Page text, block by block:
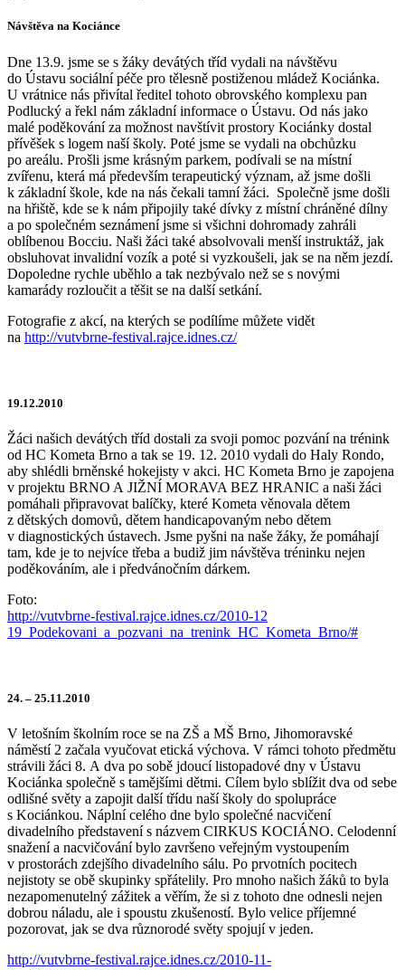
Návštěva na Kociánce
Dne 13.9. jsme se s žáky devátých tříd vydali na návštěvu
do Ústavu sociální péče pro tělesně postiženou mládež Kociánka.
U vrátnice nás přivítal ředitel tohoto obrovského komplexu pan
Podlucký a řekl nám základní informace o Ústavu. Od nás jako
malé poděkování za možnost navštívit prostory Kociánky dostal
přívěšek s logem naší školy. Poté jsme se vydali na obchůzku
po areálu. Prošli jsme krásným parkem, podívali se na místní
zvířenu, která má především terapeutický význam, až jsme došli
k základní škole, kde na nás čekali tamní žáci. Společně jsme došli
na hřiště, kde se k nám připojily také dívky z místní chráněné dílny
a po společném seznámení jsme si všichni dohromady zahráli
oblíbenou Bocciu. Naši žáci také absolvovali menší instruktáž, jak
obsluhovat invalidní vozík a poté si vyzkoušeli, jak se na něm jezdí.
Dopoledne rychle uběhlo a tak nezbývalo než se s novými
kamarády rozloučit a těšit se na další setkání.
Fotografie z akcí, na kterých se podílíme můžete vidět
na http://vutvbrne-festival.rajce.idnes.cz/
19.12.2010
Žáci našich devátých tříd dostali za svoji pomoc pozvání na trénink
od HC Kometa Brno a tak se 19. 12. 2010 vydali do Haly Rondo,
aby shlédli brněnské hokejisty v akci. HC Kometa Brno je zapojena
v projektu BRNO A JIŽNÍ MORAVA BEZ HRANIC a naši žáci
pomáhali připravovat balíčky, které Kometa věnovala dětem
z dětských domovů, dětem handicapovaným nebo dětem
v diagnostických ústavech. Jsme pyšni na naše žáky, že pomáhají
tam, kde je to nejvíce třeba a budiž jim návštěva tréninku nejen
poděkováním, ale i předvánočním dárkem.
Foto:
http://vutvbrne-festival.rajce.idnes.cz/2010-12
19_Podekovani_a_pozvani_na_trenink_HC_Kometa_Brno/#
24. – 25.11.2010
V letošním školním roce se na ZŠ a MŠ Brno, Jihomoravské
náměstí 2 začala vyučovat etická výchova. V rámci tohoto předmětu
strávili žáci 8. A dva po sobě jdoucí listopadové dny v Ústavu
Kociánka společně s tamějšími dětmi. Cílem bylo sblížit dva od sebe
odlišné světy a zapojit další třídu naší školy do spolupráce
s Kociánkou. Náplní celého dne bylo společné nacvičení
divadelního představení s názvem CIRKUS KOCIÁNO. Celodenní
snažení a nacvičování bylo završeno veřejným vystoupením
v prostorách zdejšího divadelního sálu. Po prvotních pocitech
nejistoty se obě skupinky spřátelily. Pro mnoho našich žáků to byla
nezapomenutelný zážitek a věřím, že si z tohoto dne odnesli nejen
dobrou náladu, ale i spoustu zkušeností. Bylo velice příjemné
pozorovat, jak se dva různorodé světy spojují v jeden.
http://vutvbrne-festival.rajce.idnes.cz/2010-11-